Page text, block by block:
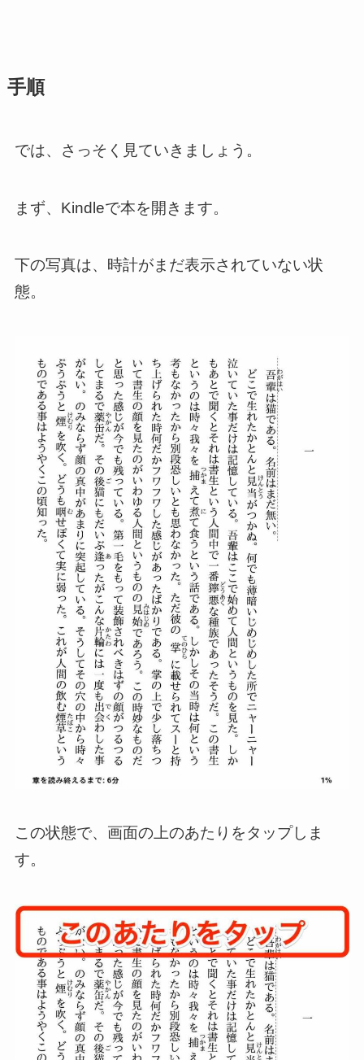
手順
では、さっそく見ていきましょう。
まず、Kindleで本を開きます。
下の写真は、時計がまだ表示されていない状
態。
この状態で、画面の上のあたりをタップしま
す。